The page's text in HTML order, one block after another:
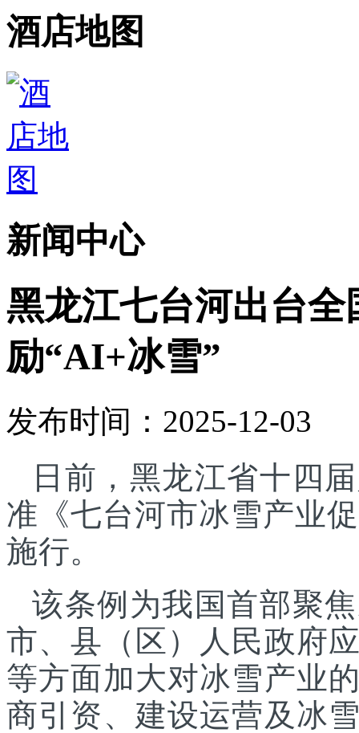
酒店地图
新闻中心
黑龙江七台河出台
励“AI+冰雪”
发布时间：2025-12-03
日前，黑龙江省十四
准《七台河市冰雪产业
施行。
该条例为我国首部聚
市、县（区）人民政府
等方面加大对冰雪产业
商引资、建设运营及冰